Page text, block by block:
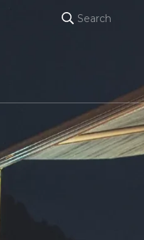
Search